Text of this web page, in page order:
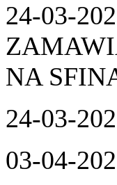
24-03-
NA
24-03-
03-04-